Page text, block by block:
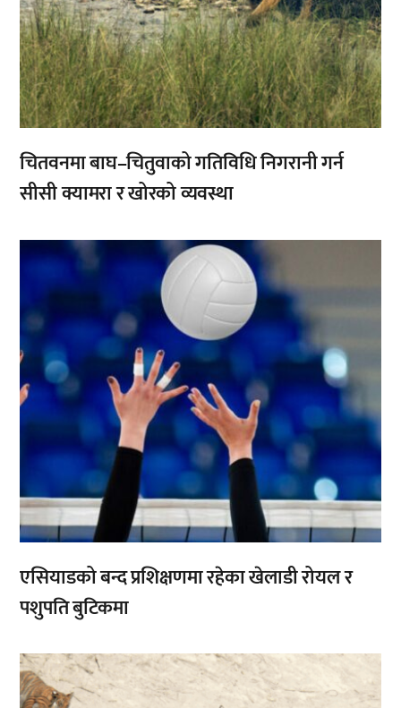
चितवनमा बाघ–चितुवाको गतिविधि निगरानी गर्न
सीसी क्यामरा र खोरको व्यवस्था
,
एसियाडको बन्द प्रशिक्षणमा रहेका खेलाडी रोयल र
पशुपति बुटिकमा